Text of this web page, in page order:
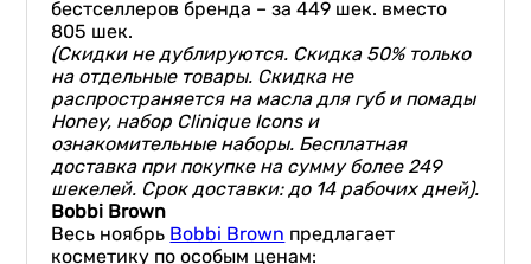
бестселлеров бренда – за 449 шек. вместо
805 шек.
(Скидки не дублируются. Скидка 50% только
на отдельные товары. Скидка не
распространяется на масла для губ и помады
Honey, набор Clinique Icons и
ознакомительные наборы. Бесплатная
доставка при покупке на сумму более 249
шекелей. Срок доставки: до 14 рабочих дней).
Bobbi Brown
Весь ноябрь Bobbi Brown предлагает
косметику по особым ценам: